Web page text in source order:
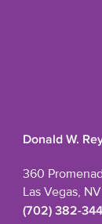
Donald W.
360
Las Vegas,
(702) 382-